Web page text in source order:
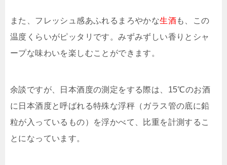
また、フレッシュ感あふれるまろやかな生酒も、この
温度くらいがピッタリです。みずみずしい香りとシャ
ープな味わいを楽しむことができます。
余談ですが、日本酒度の測定をする際は、15℃のお酒
に日本酒度と呼ばれる特殊な浮秤（ガラス管の底に鉛
粒が入っているもの）を浮かべて、比重を計測するこ
とになっています。